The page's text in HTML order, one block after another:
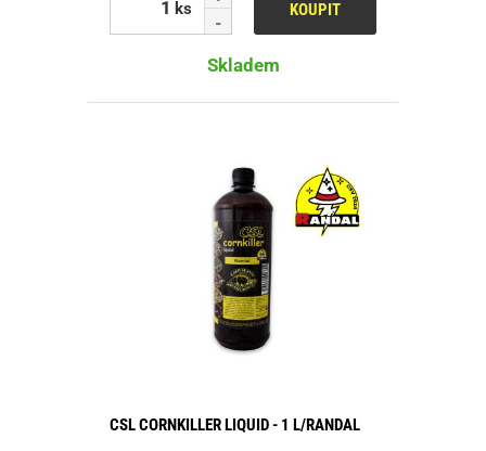
ks KOUPIT
Skladem
CSL CORNKILLER LIQUID - 1 L/RANDAL